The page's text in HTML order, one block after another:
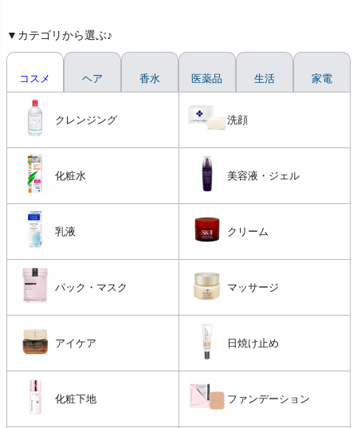
▼カテゴリから選ぶ♪
コスメ
クレンジング 洗顔
化粧水 美容液・ジェル
乳液 クリーム
パック・マスク マッサージ
アイケア 日焼け止め
化粧下地 ファンデーション
ヘア 香水 医薬品 生活 家電